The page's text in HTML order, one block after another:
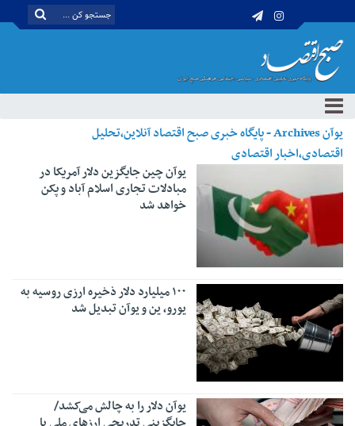
یوآن Archives - پایگاه خبری صبح اقتصاد آنلاین،تحلیل
اقتصادی،اخبار اقتصادی
یوآن چین جایگزین دلار آمریکا در
مبادلات تجاری اسلام آباد و پکن
خواهد شد
۱۰۰ میلیارد دلار ذخیره ارزی روسیه به
یورو، ین و یوآن تبدیل شد
یوآن دلار را به چالش می‌کشد/